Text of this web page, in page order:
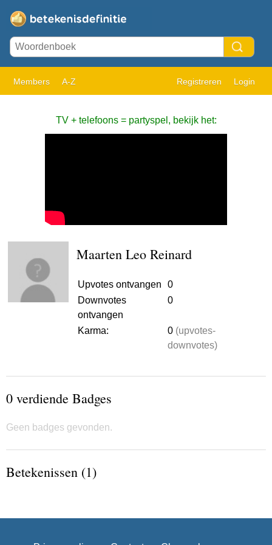
Members A-Z Registreren Login
TV + telefoons = partyspel, bekijk het:
Maarten Leo Reinard
Upvotes ontvangen
0
Downvotes
ontvangen
0
Karma: 0 (upvotes-
downvotes)
0 verdiende Badges
Geen badges gevonden.
Betekenissen (1)